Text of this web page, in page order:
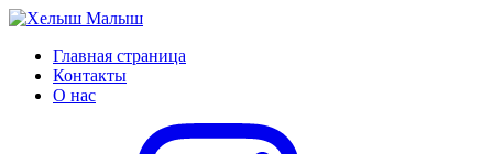
Главная страница
Контакты
О нас